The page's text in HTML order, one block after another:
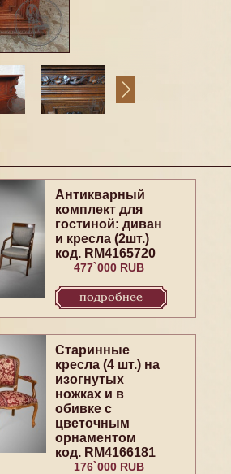
Антикварный
комплект для
гостиной: диван
и кресла (2шт.)
код. RM4165720
477`000 RUB
подробнее
Старинные
кресла (4 шт.) на
изогнутых
ножках и в
обивке с
цветочным
орнаментом
код. RM4166181
176`000 RUB